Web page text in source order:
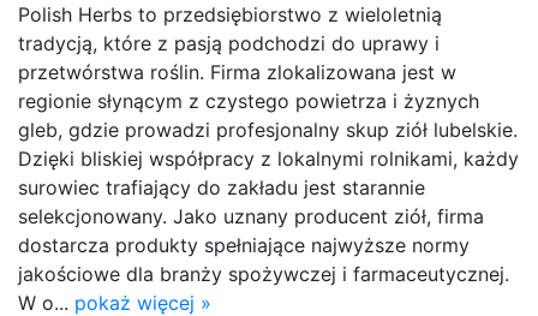
Polish Herbs to przedsiębiorstwo z wieloletnią
tradycją, które z pasją podchodzi do uprawy i
przetwórstwa roślin. Firma zlokalizowana jest w
regionie słynącym z czystego powietrza i żyznych
gleb, gdzie prowadzi profesjonalny skup ziół lubelskie.
Dzięki bliskiej współpracy z lokalnymi rolnikami, każdy
surowiec trafiający do zakładu jest starannie
selekcjonowany. Jako uznany producent ziół, firma
dostarcza produkty spełniające najwyższe normy
jakościowe dla branży spożywczej i farmaceutycznej.
W o... pokaż więcej »